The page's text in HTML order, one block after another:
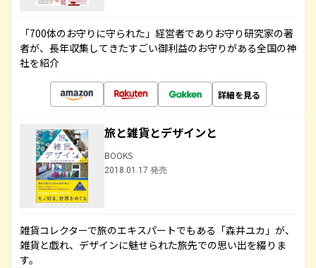
「700体のお守りに守られた」経営者でありお守り研究家の著
者が、長年収集してきたすごい御利益のお守りがある全国の神
社を紹介
詳細を見る
旅と雑貨とデザインと
BOOKS
2018.01.17 発売
雑貨コレクターで旅のエキスパートでもある「森井ユカ」が、
雑貨と戯れ、デザインに魅せられた旅先での思い出を綴りま
す。